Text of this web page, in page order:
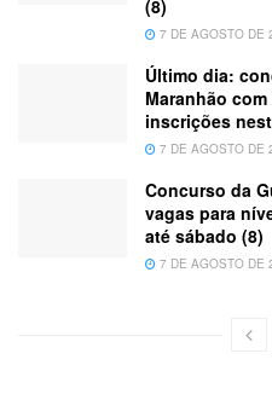
(8)
7 DE AGOSTO DE
Último dia:
Maranhão
inscrições
7 DE AGOSTO DE
Concurso da
vagas para
até sábado (8)
7 DE AGOSTO DE